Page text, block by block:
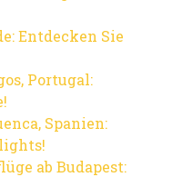
Entdecken Sie
Portugal:
Spanien:
ab Budapest: